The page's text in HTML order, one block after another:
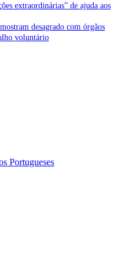
extraordinárias” de ajuda aos
desagrado com órgãos
voluntário